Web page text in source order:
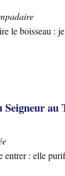
le boisseau :
Seigneur
entrer : elle